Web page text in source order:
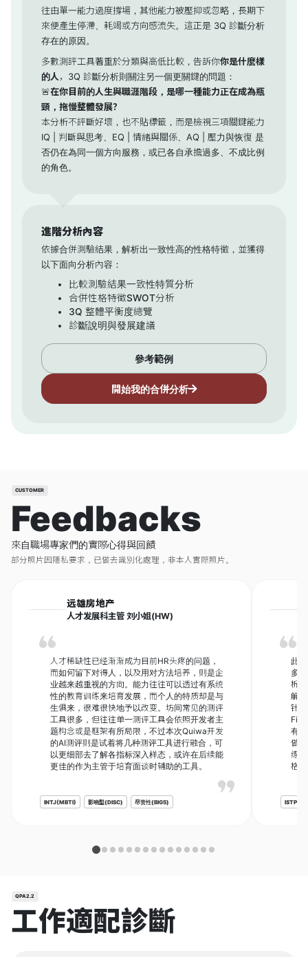
往由單一能力過度撐場，其他能力被壓抑或忽略，長期下
來便產生停滯、耗竭或方向感流失。這正是 3Q 診斷分析
存在的原因。
多數測評工具著重於分類與高低比較，告訴你你是什麼樣
的人 ，3Q 診斷分析則關注另一個更關鍵的問題：
🚨在你目前的人生與職涯階段，是哪一種能力正在成為瓶
頸，拖慢整體發展？
本分析不評斷好壞，也不貼標籤，而是檢視三項關鍵能力
IQ | 判斷與思考、EQ | 情緒與關係、AQ | 壓力與恢復 是
否仍在為同一個方向服務，或已各自承擔過多、不成比例
的角色。
進階分析內容
依據合併測驗結果，解析出一致性高的性格特徵，並獲得
以下面向分析內容：
比較測驗結果一致性特質分析
合併性格特徵SWOT分析
3Q 整體平衡度總覽
診斷說明與發展建議
參考範例
開始我的合併分析
CUSTOMER
Feedbacks
來自職場專家們的實際心得與回饋
部分照片因隱私要求，已做去識別化處理，非本人實際照片。
远雄房地产
人才发展科主管 刘小姐(HW)
人才稀缺性已经渐渐成为目前HR头疼的问题，
而如何留下对得人，以及用对方法培养，则是企
业越来越重视的方向。能力往往可以透过有系统
性的教育训练来培育发展，而个人的特质却是与
生俱来，很难很快地予以改变。坊间常见的测评
工具很多，但往往单一测评工具会依照开发者主
题构念或是框架有所局限，不过本次Quiwa开发
的AI测评则是试着将几种测评工具进行融合，可
以更细部去了解各指标深入样态，或许在后续能
更佳的作为主管于培育面谈时辅助的工具。
INTJ(MBTI) 影响型(DISC) 尽责性(BIG5)
此
多
析
解
针
有
做
练
格
QPA2.2
工作適配診斷